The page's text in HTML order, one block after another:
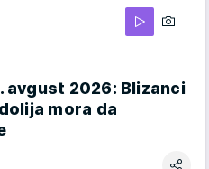
avgust 2026: Blizanci
mora da